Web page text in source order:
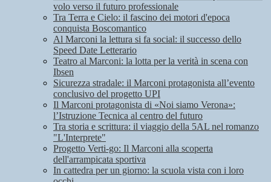
volo verso il futuro professionale
Tra Terra e Cielo: il fascino dei motori d'epoca
conquista Boscomantico
Al Marconi la lettura si fa social: il successo dello
Speed Date Letterario
Teatro al Marconi: la lotta per la verità in scena con
Ibsen
Sicurezza stradale: il Marconi protagonista all’evento
conclusivo del progetto UPI
Il Marconi protagonista di «Noi siamo Verona»:
l’Istruzione Tecnica al centro del futuro
Tra storia e scrittura: il viaggio della 5AL nel romanzo
"L'Interprete"
Progetto Verti-go: Il Marconi alla scoperta
dell'arrampicata sportiva
In cattedra per un giorno: la scuola vista con i loro